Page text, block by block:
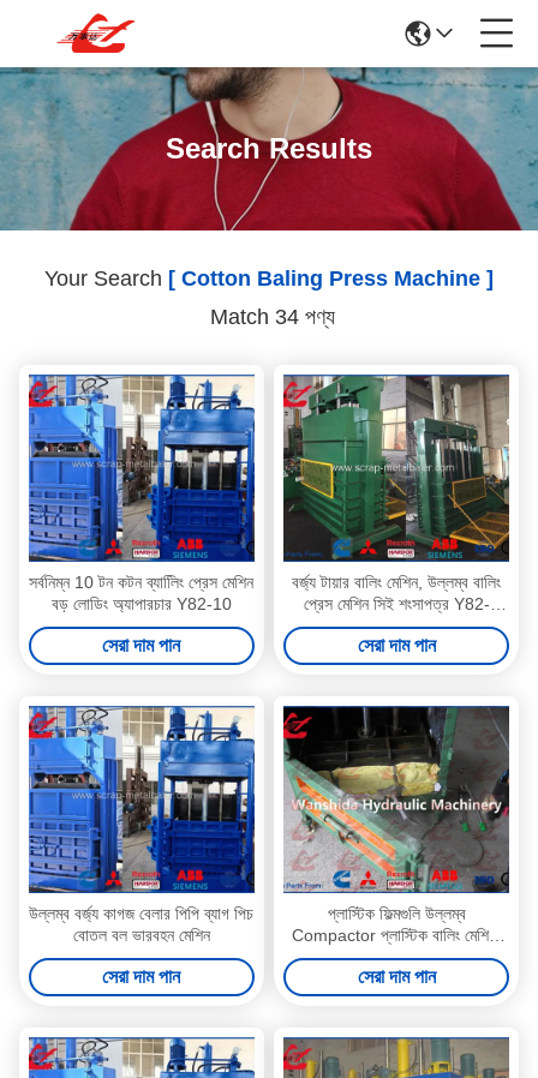
Search Results
Your Search [ Cotton Baling Press Machine ]
Match 34 পণ্য
সর্বনিম্ন 10 টন কটন ব্যালিিং প্রেস মেশিন
বড় লোডিং অ্যাপারচার Y82-10
সেরা দাম পান
বর্জ্য টায়ার বালিং মেশিন, উল্লম্ব বালিং
প্রেস মেশিন সিই শংসাপত্র Y82-
150TB
সেরা দাম পান
উল্লম্ব বর্জ্য কাগজ বেলার পিপি ব্যাগ পিচ
বোতল বল ভারবহন মেশিন
সেরা দাম পান
প্লাস্টিক ফিল্মগুলি উল্লম্ব
Compactor প্লাস্টিক বালিং মেশিন,
স্বয়ংক্রিয় বেল প্যাকিং মেশিন
সেরা দাম পান